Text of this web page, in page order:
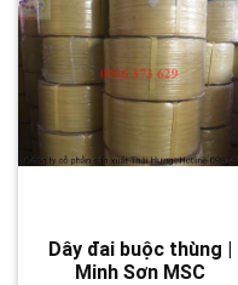
Dây đai buộc thùng |
Minh Sơn MSC